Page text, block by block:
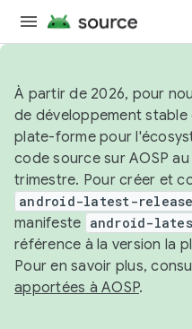
À partir de 2026, pour
de développement
plate-forme pour
code source sur AOSP
trimestre. Pour créer et
android-latest-release
manifeste android-
référence à la version la
Pour en savoir plus,
apportées à AOSP.